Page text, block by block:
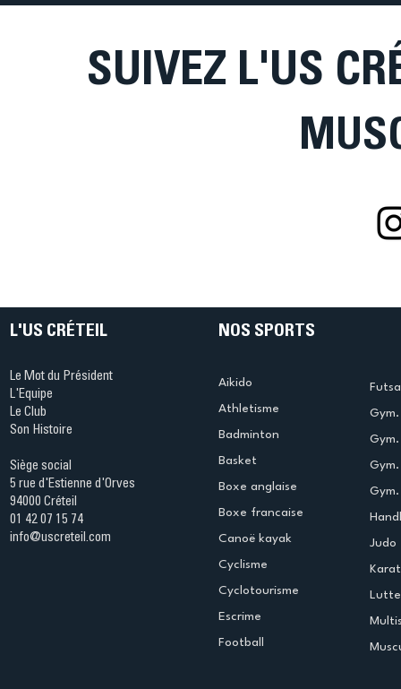
SUIVEZ L'US
L'US CRÉTEIL
Le Mot du Président
L'Equipe
Le Club
Son Histoire
Siège social
5 rue d'Estienne d'Orves
94000 Créteil
01 42 07 15 74
info@uscreteil.com
NOS SPORTS
Aikido
Athletisme
Badminton
Basket
Boxe anglaise
Boxe francaise
Canoë kayak
Cyclisme
Cyclotourisme
Escrime
Football
Judo
Lutte